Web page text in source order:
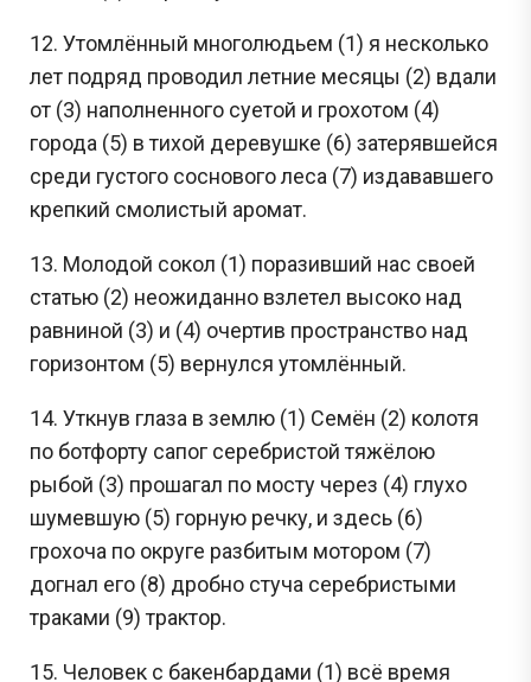
12. Утомлённый многолюдьем (1) я несколько
лет подряд проводил летние месяцы (2) вдали
от (3) наполненного суетой и грохотом (4)
города (5) в тихой деревушке (6) затерявшейся
среди густого соснового леса (7) издававшего
крепкий смолистый аромат.
13. Молодой сокол (1) поразивший нас своей
статью (2) неожиданно взлетел высоко над
равниной (3) и (4) очертив пространство над
горизонтом (5) вернулся утомлённый.
14. Уткнув глаза в землю (1) Семён (2) колотя
по ботфорту сапог серебристой тяжёлою
рыбой (3) прошагал по мосту через (4) глухо
шумевшую (5) горную речку, и здесь (6)
грохоча по округе разбитым мотором (7)
догнал его (8) дробно стуча серебристыми
траками (9) трактор.
15. Человек с бакенбардами (1) всё время